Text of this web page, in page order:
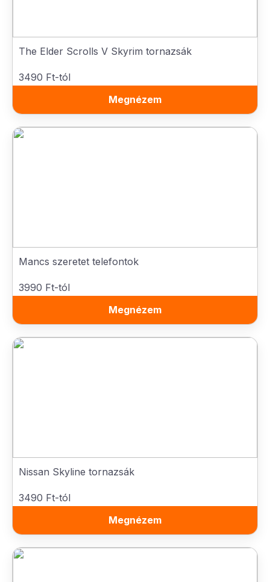
The Elder Scrolls V Skyrim tornazsák
3490 Ft-tól
Megnézem
Mancs szeretet telefontok
3990 Ft-tól
Megnézem
Nissan Skyline tornazsák
3490 Ft-tól
Megnézem